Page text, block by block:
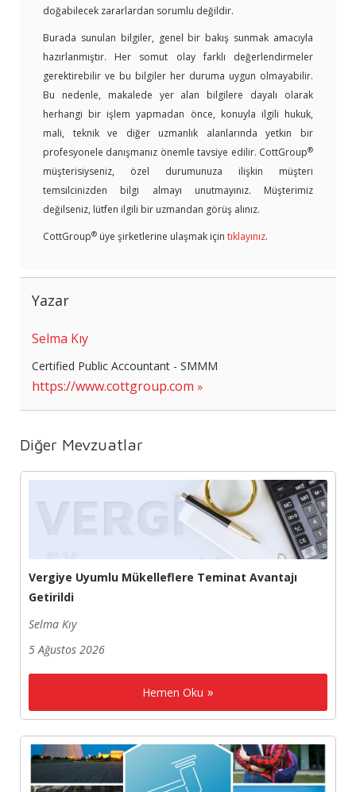
doğabilecek zararlardan sorumlu değildir.
Burada sunulan bilgiler, genel bir bakış sunmak amacıyla
hazırlanmıştır. Her somut olay farklı değerlendirmeler
gerektirebilir ve bu bilgiler her duruma uygun olmayabilir.
Bu nedenle, makalede yer alan bilgilere dayalı olarak
herhangi bir işlem yapmadan önce, konuyla ilgili hukuk,
mali, teknik ve diğer uzmanlık alanlarında yetkin bir
profesyonele danışmanız önemle tavsiye edilir. CottGroup®
müşterisiyseniz, özel durumunuza ilişkin müşteri
temsilcinizden bilgi almayı unutmayınız. Müşterimiz
değilseniz, lütfen ilgili bir uzmandan görüş alınız.
CottGroup® üye şirketlerine ulaşmak için tıklayınız.
Yazar
Selma Kıy
Certified Public Accountant - SMMM
https://www.cottgroup.com
Diğer Mevzuatlar
Vergiye Uyumlu Mükelleflere Teminat Avantajı
Getirildi
Selma Kıy
5 Ağustos 2026
Hemen Oku